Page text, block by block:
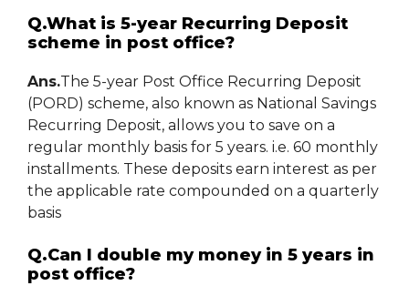
Q.What is 5-year Recurring Deposit
scheme in post office?
Ans.The 5-year Post Office Recurring Deposit
(PORD) scheme, also known as National Savings
Recurring Deposit, allows you to save on a
regular monthly basis for 5 years. i.e. 60 monthly
installments. These deposits earn interest as per
the applicable rate compounded on a quarterly
basis
Q.Can I double my money in 5 years in
post office?